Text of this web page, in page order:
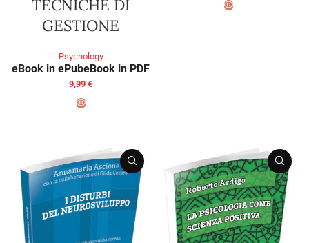
TECNICHE DI
GESTIONE
Psychology
eBook in ePubeBook in PDF
9,99 €